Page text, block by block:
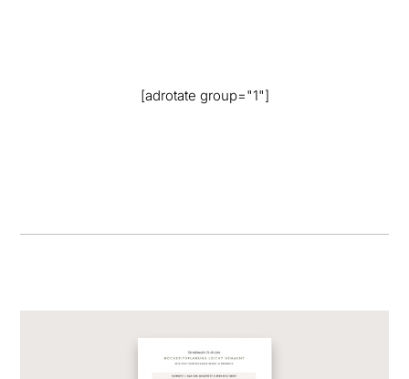
[adrotate group="1"]